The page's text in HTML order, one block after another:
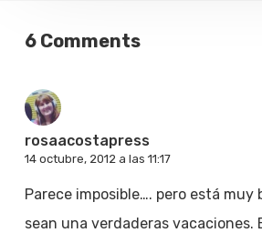
6 Comments
rosaacostapress
14 octubre, 2012 a las 11:17
Parece imposible…. pero está muy
sean una verdaderas vacaciones.